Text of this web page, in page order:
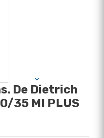
De Dietrich
35 MI PLUS